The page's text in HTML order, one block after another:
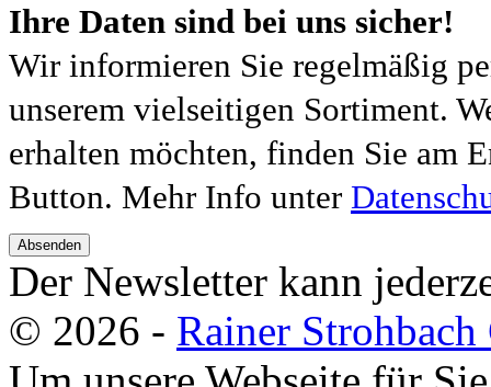
Ihre Daten sind bei uns sicher!
Wir informieren Sie regelmäßig
unserem vielseitigen Sortiment.
erhalten möchten, finden Sie am
Button. Mehr Info unter
Absenden
Der Newsletter kann
© 2026 - Rainer